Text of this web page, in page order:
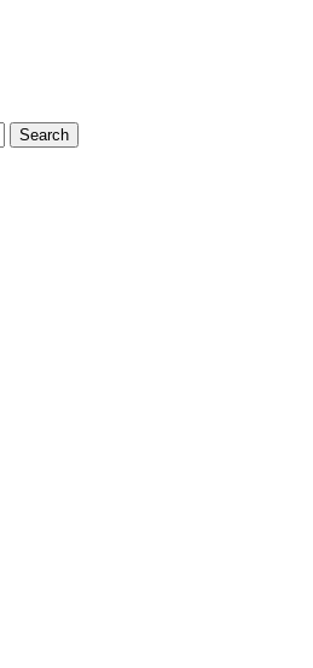
Search